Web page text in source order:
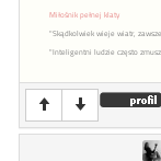
Miłośnik pełnej klaty
"Skądkolwiek wieje wiatr,
"Inteligentni ludzie często